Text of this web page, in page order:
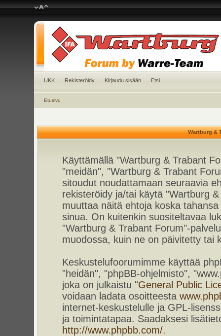
UKK Rekisteröidy Kirjaudu sisään Etsi
Etusivu
Wartburg &
Käyttämällä "Wartburg & Trabant
"meidän", "Wartburg & Trabant
sitoudut noudattamaan seuraavia
rekisteröidy ja/tai käytä "Wartburg
muuttaa näitä ehtoja koska
sinua. On kuitenkin suositeltavaa
"Wartburg & Trabant Forum"-
muodossa, kuin ne on päivitetty tai
Keskustelufoorumimme käyttää
"heidän", "phpBB-ohjelmisto",
joka on julkaistu "General Public
voidaan ladata osoitteesta
internet-keskustelulle ja GPL-
ja toimintatapaa. Saadaksesi
http://www.phpbb.com/.